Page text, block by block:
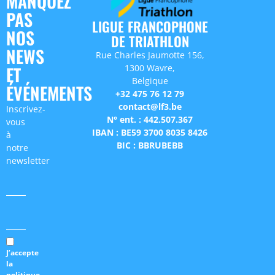
LIGUE FRANCOPHONE
DE TRIATHLON
Rue Charles Jaumotte 156,
1300 Wavre,
Belgique
+32 475 76 12 79
contact@lf3.be
N° ent. : 442.507.367
IBAN : BE59 3700 8035 8426
BIC : BBRUBEBB
PAS
NOS
NEWS
ET
ÉVÉNEMENTS
Inscrivez-
vous
à
notre
newsletter
J’accepte
la